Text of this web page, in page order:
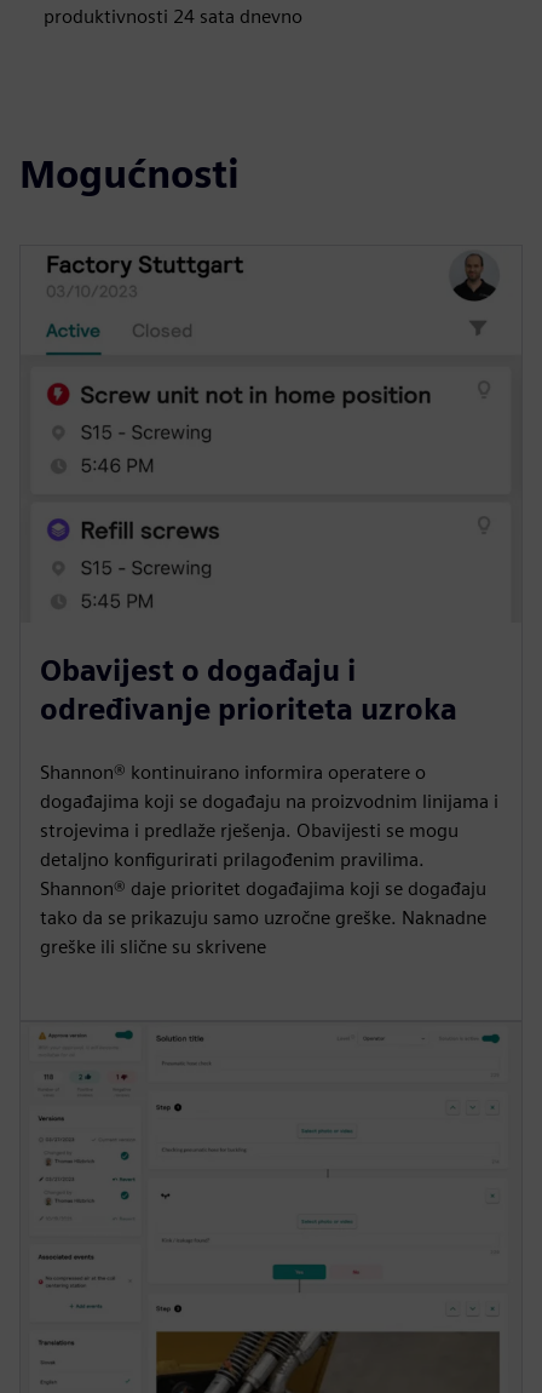
produktivnosti 24 sata dnevno
Mogućnosti
Obavijest o događaju i
određivanje prioriteta uzroka
Shannon® kontinuirano informira operatere o
događajima koji se događaju na proizvodnim linijama i
strojevima i predlaže rješenja. Obavijesti se mogu
detaljno konfigurirati prilagođenim pravilima.
Shannon® daje prioritet događajima koji se događaju
tako da se prikazuju samo uzročne greške. Naknadne
greške ili slične su skrivene